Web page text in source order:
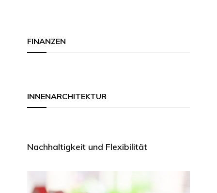
FINANZEN
INNENARCHITEKTUR
Nachhaltigkeit und Flexibilität